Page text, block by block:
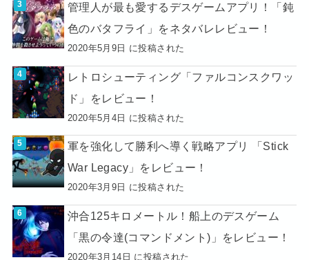
管理人が最も愛するデスゲームアプリ！「鈍
色のバタフライ」をネタバレレビュー！
2020年5月9日 に投稿された
レトロシューティング「ファルコンスクワッ
ド」をレビュー！
2020年5月4日 に投稿された
軍を強化して勝利へ導く戦略アプリ 「Stick
War Legacy」をレビュー！
2020年3月9日 に投稿された
沖合125キロメートル！船上のデスゲーム
「黒の令達(コマンドメント)」をレビュー！
2020年3月14日 に投稿された